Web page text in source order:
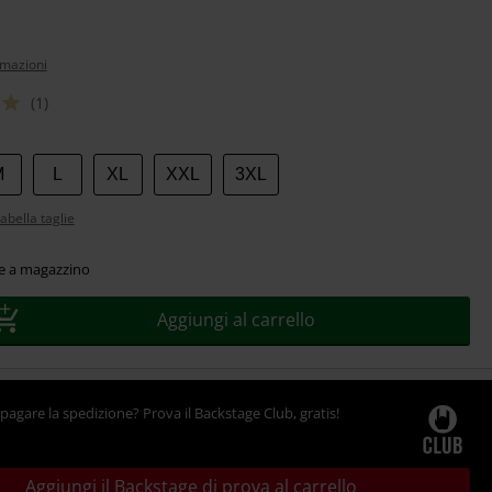
(1)
XL XXL 3XL
taglie
a magazzino
Aggiungi al carrello
la spedizione? Prova il Backstage Club, gratis!
Aggiungi il Backstage di prova al carrello